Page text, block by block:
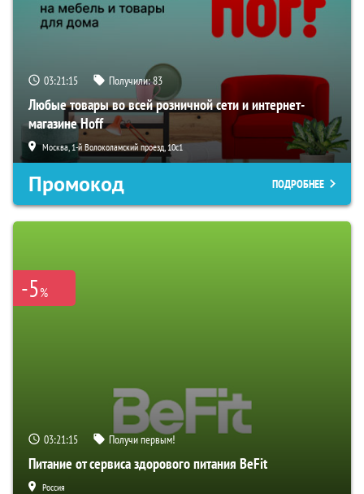
03:21:14 Получили:83
Любые товары во всей розничной сети и интернет-
магазине Hoff
Москва, 1-й Волоколамский проезд, 10с1
Промокод ПОДРОБНЕЕ
-5%
03:21:14 Получи первым!
Питание от сервиса здорового питания BeFit
Россия